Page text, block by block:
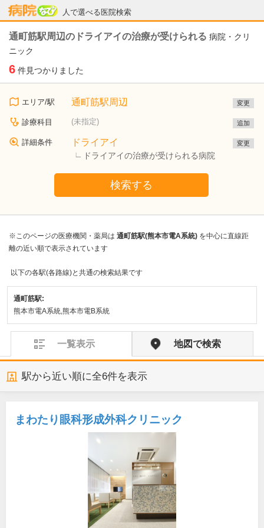
人で選べる医院検索
病院なび
通町筋駅周辺のドライアイの治療が受けられる 病院・クリ
ニック
6 件見つかりました
エリア/駅 通町筋駅周辺 変更
診療科目 (未指定) 追加
詳細条件 ドライアイ
ドライアイの治療が受けられる病院
変更
検索する
※このページの医療機関・薬局は 通町筋駅(熊本市電A系統) を中心に直線距
離の近い順で表示されています
以下の各駅(各路線)と共通の検索結果です
通町筋駅:
熊本市電A系統,熊本市電B系統
一覧表示 地図で検索
駅から近い順に全6件を表示
まわたり眼科形成外科クリニック